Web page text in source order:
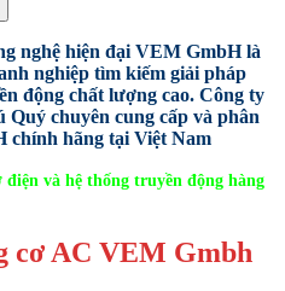
nghệ hiện đại VEM GmbH là
nghiệp tìm kiếm giải pháp
động chất lượng cao. Công ty
chuyên cung cấp và phân
chính hãng tại Việt Nam
và hệ thống truyền động hàng
cơ AC VEM Gmbh